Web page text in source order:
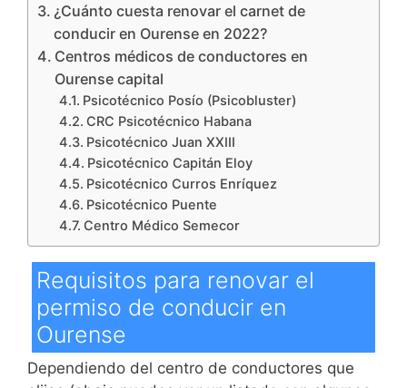
¿Cuánto cuesta renovar el carnet de
conducir en Ourense en 2022?
Centros médicos de conductores en
Ourense capital
Psicotécnico Posío (Psicobluster)
CRC Psicotécnico Habana
Psicotécnico Juan XXIII
Psicotécnico Capitán Eloy
Psicotécnico Curros Enríquez
Psicotécnico Puente
Centro Médico Semecor
Requisitos para renovar el
permiso de conducir en
Ourense
Dependiendo del centro de conductores que